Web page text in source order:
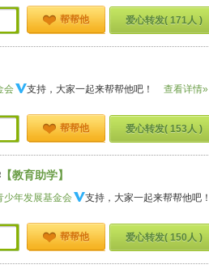
帮帮他 爱心转发( 171人 )
会 支持，大家一起来帮帮他吧！ 查看详情»
帮帮他 爱心转发( 153人 )
【教育助学】
少年发展基金会 支持，大家一起来帮帮他吧！
帮帮他 爱心转发( 150人 )